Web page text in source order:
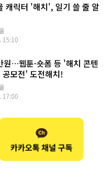
캐릭터 '해치', 일기 쓸 줄 알
15:10
원…웹툰·숏폼 등 '해치 콘텐
공모전' 도전해치!
17:00